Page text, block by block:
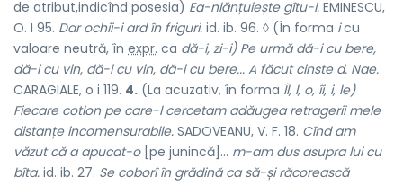
de atribut,indicînd posesia) Ea-nlănțuiește gîtu-i. EMINESCU,
O. I 95. Dar ochii-i ard în friguri. id. ib. 96. ◊ (În forma icu
valoare neutră, în expr. ca dă-i, zi-i) Pe urmă dă-i cu bere,
dă-i cu vin, dă-i cu vin, dă-i cu bere... A făcut cinste d. Nae.
CARAGIALE, o i 119. 4. (La acuzativ, în forma Îl, l, o, îi, i, le)
Fiecare cotlon pe care-l cercetam adăugea retragerii mele
distanțe incomensurabile. SADOVEANU, V. F. 18. Cînd am
văzut că a apucat-o[pe junincă]... m-am dus asupra lui cu
bîta. id. ib. 27. Se coborî în grădină ca să-și răcorească